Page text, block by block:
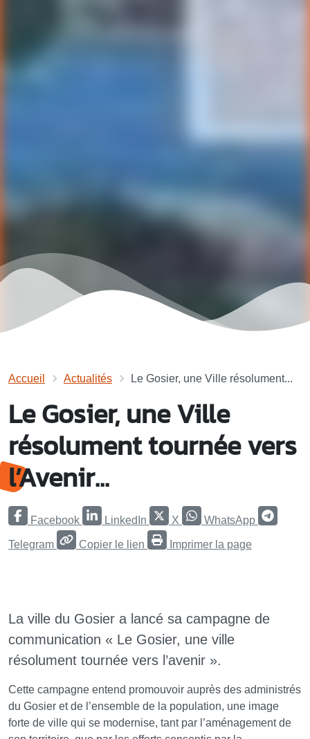
Accueil Actualités Le Gosier, une Ville résolument...
Le Gosier, une Ville
résolument tournée vers
l’Avenir...
Facebook LinkedIn X WhatsApp
Telegram Copier le lien Imprimer la page
La ville du Gosier a lancé sa campagne de
communication « Le Gosier, une ville
résolument tournée vers l’avenir ».
Cette campagne entend promouvoir auprès des administrés
du Gosier et de l’ensemble de la population, une image
forte de ville qui se modernise, tant par l’aménagement de